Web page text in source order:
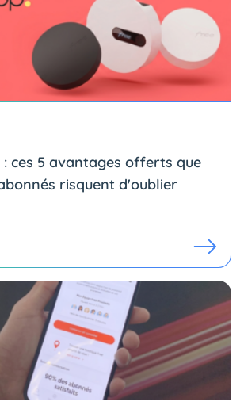
: ces 5 avantages offerts que
risquent d'oublier